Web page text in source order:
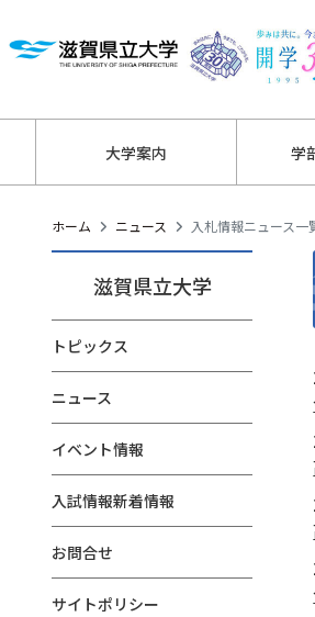
大学案内 学
ホーム ニュース 入札情報ニュース一
滋賀県立大学
トピックス
ニュース
イベント情報
入試情報新着情報
お問合せ
サイトポリシー